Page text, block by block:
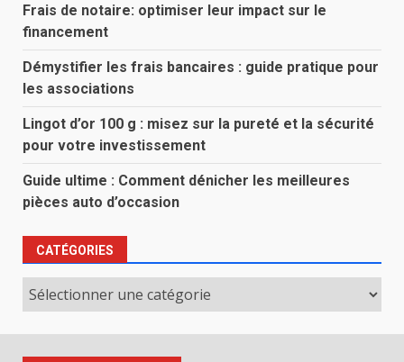
Frais de notaire: optimiser leur impact sur le
financement
Démystifier les frais bancaires : guide pratique pour
les associations
Lingot d’or 100 g : misez sur la pureté et la sécurité
pour votre investissement
Guide ultime : Comment dénicher les meilleures
pièces auto d’occasion
CATÉGORIES
Catégories